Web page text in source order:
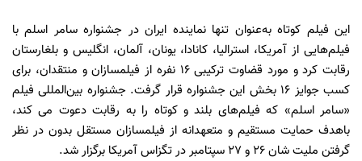
این فیلم کوتاه به‌عنوان تنها نماينده ايران در جشنواره سامر اسلم با
فيلم‌هايی از آمريكا، استراليا، كانادا، يونان، آلمان، انگليس و بلغارستان
رقابت كرد و مورد قضاوت ترکیبی ۱۶ نفره از فيلمسازان و منتقدان، برای
كسب جوايز ۱۶ بخش اين جشنواره قرار گرفت. جشنواره بين‌المللی فيلم
«سامر اسلم» كه فيلم‌های بلند و كوتاه را به رقابت دعوت می کند،
باهدف حمايت مستقيم و متعهدانه از فيلمسازان مستقل بدون در نظر
گرفتن مليت شان ۲۶ و ۲۷ سپتامبر در تگزاس آمريكا برگزار شد.